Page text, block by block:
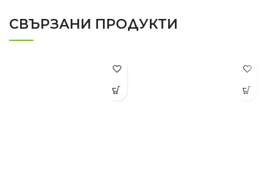
СВЪРЗАНИ ПРОДУКТИ